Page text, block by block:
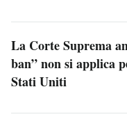
La Corte Suprema
ban” non si applica
Stati Uniti